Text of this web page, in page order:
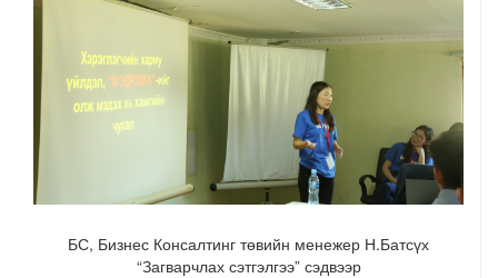
БС, Бизнес Консалтинг төвийн менежер Н.Батсүх
“Загварчлах сэтгэлгээ” сэдвээр